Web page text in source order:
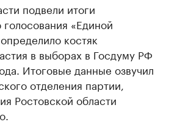
подвели итоги
«Единой
костяк
в выборах в Госдуму РФ
Итоговые данные озвучил
отделения партии,
Ростовской области